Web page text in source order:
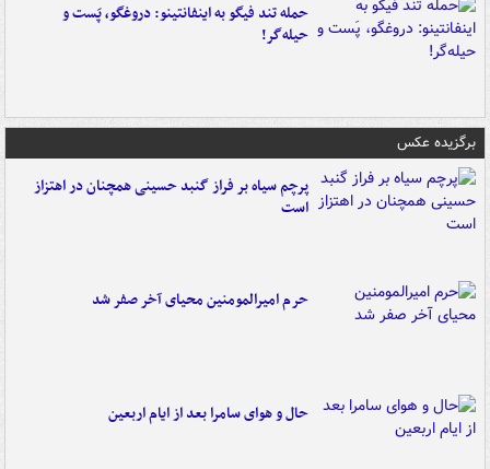
حمله تند فیگو به اینفانتینو: دروغگو، پَست‌ و
حیله‌گر!
برگزیده عکس
پرچم سیاه بر فراز گنبد حسینی همچنان در اهتزاز
است
حرم امیرالمومنین محیای آخر صفر شد
حال و هوای سامرا بعد از ایام اربعین